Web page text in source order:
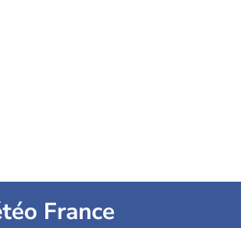
France